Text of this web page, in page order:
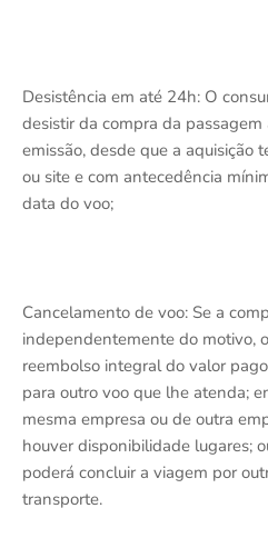
Desistência em até 24h: O
desistir da compra da
emissão, desde que a aquisição
ou site e com antecedência
data do voo;
Cancelamento de voo: Se a
independentemente do motivo,
reembolso integral do valor
para outro voo que lhe atenda;
mesma empresa ou de outra
houver disponibilidade lugares;
poderá concluir a viagem por
transporte.